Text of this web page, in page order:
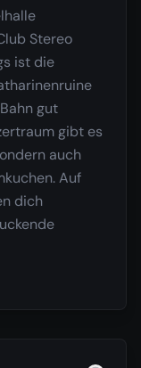
Stereo
ist die
gut
gibt es
auch
Auf
dich